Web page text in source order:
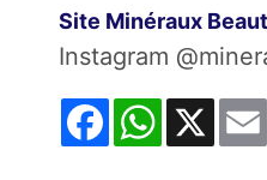
Site Minéraux
Instagram
FacebookWhatsApp
X